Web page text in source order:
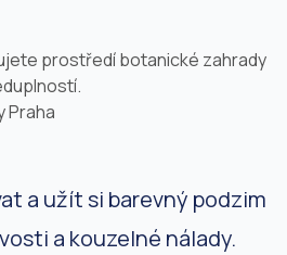
prostředí botanické zahrady
Praha
a užít si barevný podzim
a kouzelné nálady.